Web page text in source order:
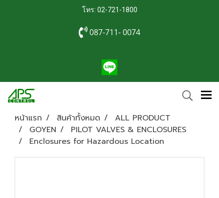
โทร: 02-721-1800
087-711- 0074
หน้าแรก สินค้าทั้งหมด
ALL PRODUCT
GOYEN
PILOT VALVES & ENCLOSURES
Enclosures for Hazardous Location